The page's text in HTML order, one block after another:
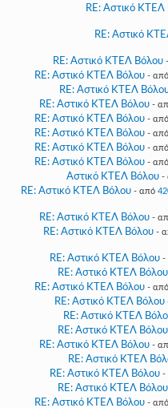
RE: Αστικό ΚΤΕΛ
RE: Αστικό
RE: Αστικό ΚΤΕΛ Βόλου
RE: Αστικό ΚΤΕΛ Βόλου - από
RE: Αστικό ΚΤΕΛ
RE: Αστικό ΚΤΕΛ Βόλου -
RE: Αστικό ΚΤΕΛ Βόλου - από
RE: Αστικό ΚΤΕΛ Βόλου - από
RE: Αστικό ΚΤΕΛ Βόλου - από
RE: Αστικό ΚΤΕΛ Βόλου - από
Αστικό ΚΤΕΛ Βόλου -
RE: Αστικό ΚΤΕΛ Βόλου - από
RE: Αστικό ΚΤΕΛ Βόλου -
RE: Αστικό ΚΤΕΛ Βόλου -
RE: Αστικό ΚΤΕΛ Βόλου -
RE: Αστικό ΚΤΕΛ Βόλου
RE: Αστικό ΚΤΕΛ Βόλου - από
RE: Αστικό ΚΤΕΛ Βόλου
RE: Αστικό ΚΤΕΛ
RE: Αστικό ΚΤΕΛ Βόλου
RE: Αστικό ΚΤΕΛ Βόλου -
RE: Αστικό ΚΤΕΛ
RE: Αστικό ΚΤΕΛ Βόλου -
RE: Αστικό ΚΤΕΛ Βόλου
RE: Αστικό ΚΤΕΛ Βόλου - από